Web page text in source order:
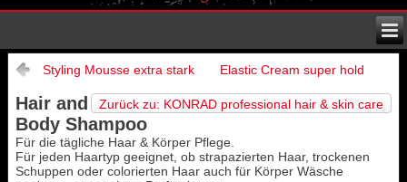
Styling Mousse extra stark Elastic Cream super hold
Zurück zu: KONRAD professional hair & skin care
Hair and
Body Shampoo
Für die tägliche Haar & Körper Pflege.
Für jeden Haartyp geeignet, ob strapazierten Haar, trockenen
Schuppen oder colorierten Haar auch für Körper Wäsche